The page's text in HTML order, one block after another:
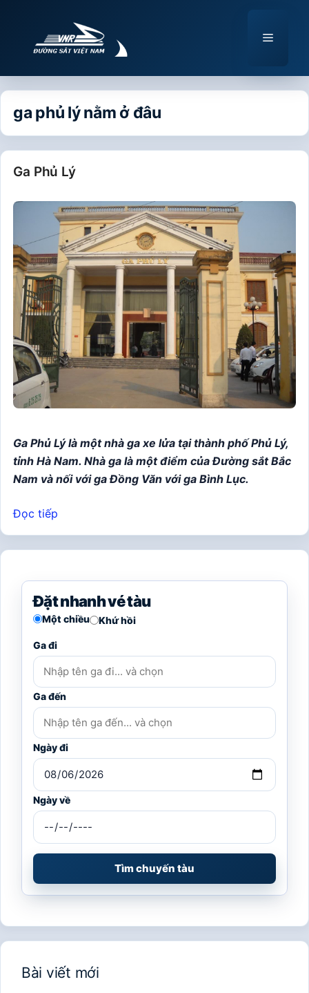
Menu
ga phủ lý nằm ở đâu
Ga Phủ Lý
Ga Phủ Lý là một nhà ga xe lửa tại thành phố Phủ Lý,
tỉnh Hà Nam. Nhà ga là một điểm của Đường sắt Bắc
Nam và nối với ga Đồng Văn với ga Bình Lục.
Đọc tiếp
Đặt nhanh vé tàu
Một chiều Khứ hồi
Ga đi
Ga đến
Ngày đi
Ngày về
Tìm chuyến tàu
Bài viết mới